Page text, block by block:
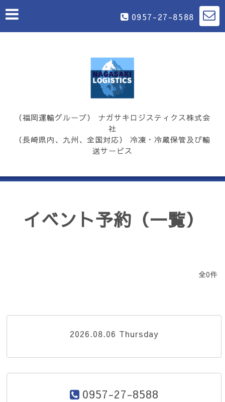
0957-27-8588
（福岡運輸グループ） ナガサキロジスティクス株式会
社
（長崎県内、九州、全国対応） 冷凍・冷蔵保管及び輸
送サービス
イベント予約（一覧）
全0件
2026.08.06 Thursday
0957-27-8588